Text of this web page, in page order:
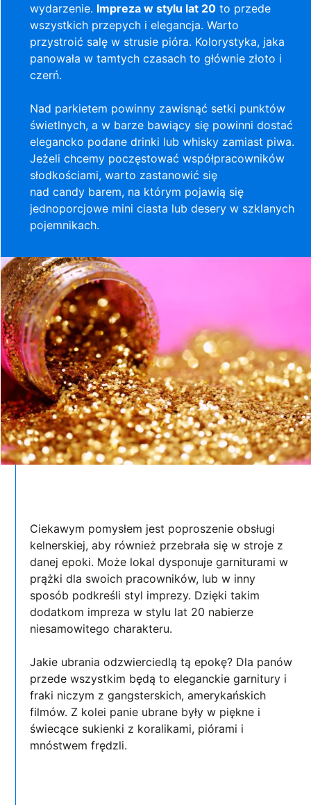
wydarzenie. Impreza w stylu lat 20 to przede
wszystkich przepych i elegancja. Warto
przystroić salę w strusie pióra. Kolorystyka, jaka
panowała w tamtych czasach to głównie złoto i
czerń.
Nad parkietem powinny zawisnąć setki punktów
świetlnych, a w barze bawiący się powinni dostać
elegancko podane drinki lub whisky zamiast piwa.
Jeżeli chcemy poczęstować współpracowników
słodkościami, warto zastanowić się
nad candy barem, na którym pojawią się
jednoporcjowe mini ciasta lub desery w szklanych
pojemnikach.
Ciekawym pomysłem jest poproszenie obsługi
kelnerskiej, aby również przebrała się w stroje z
danej epoki. Może lokal dysponuje garniturami w
prążki dla swoich pracowników, lub w inny
sposób podkreśli styl imprezy. Dzięki takim
dodatkom impreza w stylu lat 20 nabierze
niesamowitego charakteru.
Jakie ubrania odzwierciedlą tą epokę? Dla panów
przede wszystkim będą to eleganckie garnitury i
fraki niczym z gangsterskich, amerykańskich
filmów. Z kolei panie ubrane były w piękne i
świecące sukienki z koralikami, piórami i
mnóstwem frędzli.